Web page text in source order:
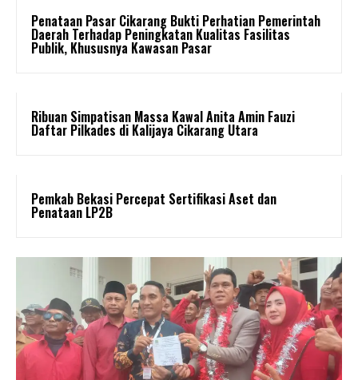
Penataan Pasar Cikarang Bukti Perhatian Pemerintah
Daerah Terhadap Peningkatan Kualitas Fasilitas
Publik, Khususnya Kawasan Pasar
Ribuan Simpatisan Massa Kawal Anita Amin Fauzi
Daftar Pilkades di Kalijaya Cikarang Utara
Pemkab Bekasi Percepat Sertifikasi Aset dan
Penataan LP2B